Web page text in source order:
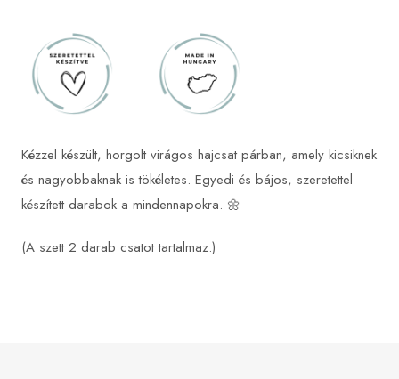
Kézzel készült, horgolt virágos hajcsat párban, amely kicsiknek
és nagyobbaknak is tökéletes. Egyedi és bájos, szeretettel
készített darabok a mindennapokra. 🌼
(A szett 2 darab csatot tartalmaz.)